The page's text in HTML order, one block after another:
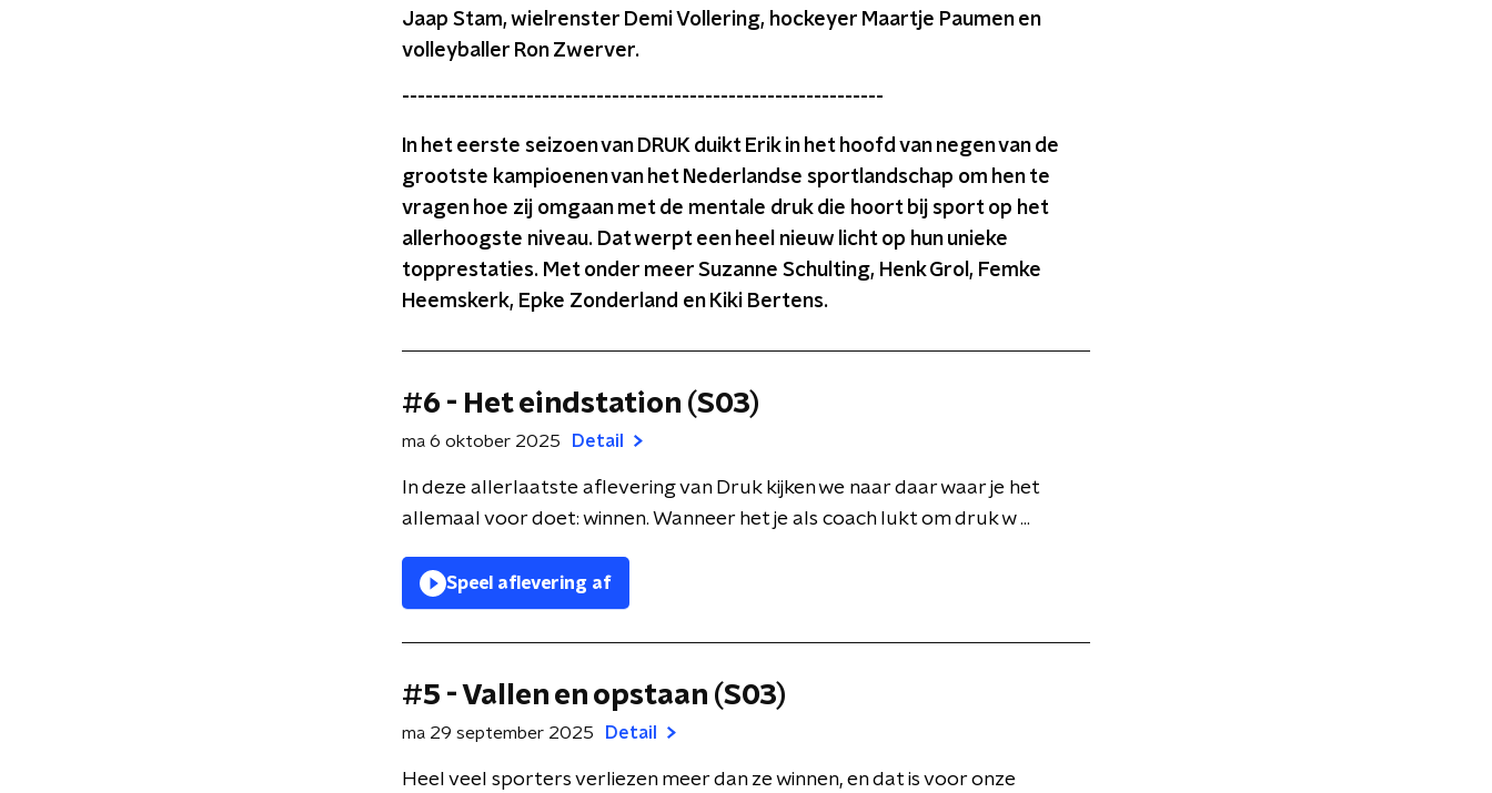
Jaap Stam, wielrenster Demi Vollering, hockeyer Maartje Paumen en
volleyballer Ron Zwerver.
--------------------------------------------------------------
In het eerste seizoen van DRUK duikt Erik in het hoofd van negen van de
grootste kampioenen van het Nederlandse sportlandschap om hen te
vragen hoe zij omgaan met de mentale druk die hoort bij sport op het
allerhoogste niveau. Dat werpt een heel nieuw licht op hun unieke
topprestaties. Met onder meer Suzanne Schulting, Henk Grol, Femke
Heemskerk, Epke Zonderland en Kiki Bertens.
#6 - Het eindstation (S03)
ma 6 oktober 2025 Detail
In deze allerlaatste aflevering van Druk kijken we naar daar waar je het
allemaal voor doet: winnen. Wanneer het je als coach lukt om druk w ...
Speel aflevering af
#5 - Vallen en opstaan (S03)
ma 29 september 2025 Detail
Heel veel sporters verliezen meer dan ze winnen, en dat is voor onze